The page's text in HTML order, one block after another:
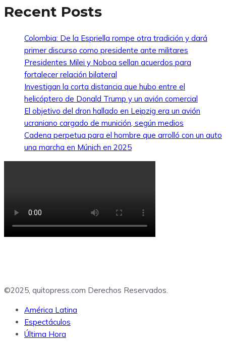
Recent Posts
Colombia: De la Espriella rompe otra tradición y dará
primer discurso como presidente ante militares
Presidentes Milei y Noboa sellan acuerdos para
fortalecer relación bilateral
Investigan la corta distancia que hubo entre el
helicóptero de Donald Trump y un avión comercial
El objetivo del dron hallado en Leipzig era un avión
ucraniano cargado de munición, según medios
Cadena perpetua para el hombre que arrolló con un auto
una marcha en Múnich en 2025
©2025, quitopress.com Derechos Reservados.
América Latina
Espectáculos
Última Hora